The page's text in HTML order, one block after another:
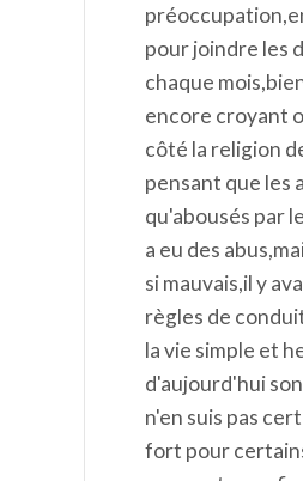
pour joindre les
chaque
encore croyant
côté la religion
pensant que les
qu'abousés par
a eu des
si mauvais,il y
règles de
la vie simple et
d'aujourd'hui
n'en suis pas
fort pour